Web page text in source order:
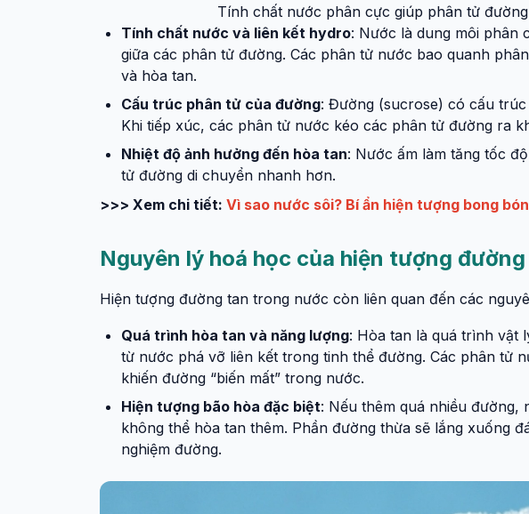
Tính chất nước phân cực giúp phân tử
Tính chất nước và liên kết hydro: Nước là dung môi phân
giữa các phân tử đường. Các phân tử nước bao quanh
và hòa tan.
Cấu trúc phân tử của đường: Đường (sucrose) có cấu
Khi tiếp xúc, các phân tử nước kéo các phân tử đường ra
Nhiệt độ ảnh hưởng đến hòa tan: Nước ấm làm tăng tốc
tử đường di chuyển nhanh hơn.
>>> Xem chi tiết: Vì sao nước sôi? Bí ẩn hiện tượng bong
Nguyên lý hoá học của hiện tượng
Hiện tượng đường tan trong nước còn liên quan đến các
Quá trình hòa tan và năng lượng: Hòa tan là quá trình vật
từ nước phá vỡ liên kết trong tinh thể đường. Các phân tử
khiến đường “biến mất” trong nước.
Hiện tượng bão hòa đặc biệt: Nếu thêm quá nhiều đường,
không thể hòa tan thêm. Phần đường thừa sẽ lắng xuống
nghiệm đường.